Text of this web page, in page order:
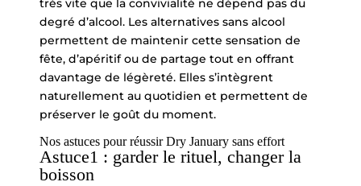
degré d’alcool. Les alternatives sans alcool
permettent de maintenir cette sensation de
fête, d’apéritif ou de partage tout en offrant
davantage de légèreté. Elles s’intègrent
naturellement au quotidien et permettent de
préserver le goût du moment.
Nos astuces pour réussir Dry January sans effort
Astuce1 : garder le rituel, changer la
boisson